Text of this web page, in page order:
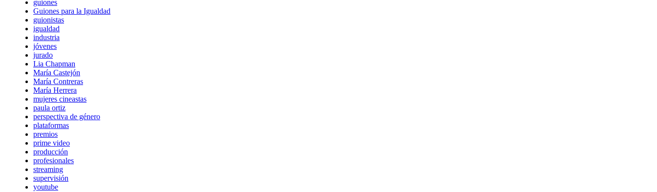
guiones
Guiones para la Igualdad
guionistas
igualdad
industria
jóvenes
jurado
Lia Chapman
María Castejón
María Contreras
María Herrera
mujeres cineastas
paula ortiz
perspectiva de género
plataformas
premios
prime video
producción
profesionales
streaming
supervisión
youtube